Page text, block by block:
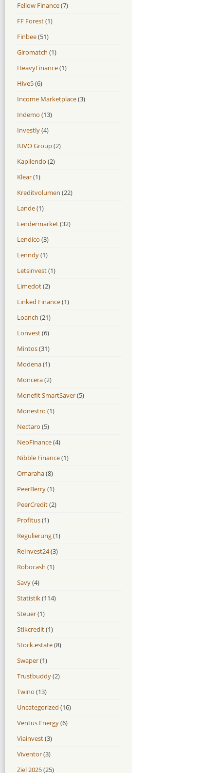
Fellow Finance(7)
FF Forest(1)
Finbee(51)
Giromatch (1)
HeavyFinance(1)
Hive5(6)
Income Marketplace(3)
Indemo (13)
Investly(4)
IUVO Group(2)
Kapilendo (2)
Klear(1)
Kreditvolumen (22)
Lande(1)
Lendermarket(32)
Lendico (3)
Lenndy(1)
Letsinvest(1)
Limedot(2)
Linked Finance(1)
Loanch (21)
Lonvest(6)
Mintos(31)
Modena(1)
Moncera(2)
Monefit SmartSaver(5)
Monestro (1)
Nectaro (5)
NeoFinance(4)
Nibble Finance(1)
Omaraha(8)
PeerBerry(1)
PeerCredit(2)
Profitus(1)
Regulierung(1)
ReInvest24(3)
Robocash (1)
Savy(4)
Statistik(114)
Steuer(1)
Stikcredit(1)
Stock.estate(8)
Swaper(1)
Trustbuddy(2)
Twino (13)
Uncategorized (16)
Ventus Energy(6)
Viainvest(3)
Viventor(3)
Ziel 2025(25)